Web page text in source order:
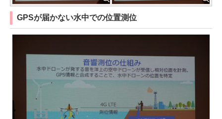
GPSが届かない水中での位置測位